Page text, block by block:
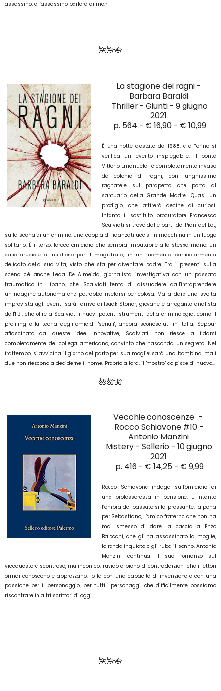
assassino, e l’assassino parlerà di me.»
🌺🌺🌺
La stagione dei ragni -
Barbara Baraldi
Thriller - Giunti - 9 giugno
2021
p. 564 - € 16,90 - € 10,99
È una notte d'estate del 1988, e a Torino si
verifica un evento inspiegabile: il ponte
Vittorio Emanuele I è completamente invaso
da colonie di ragni, con lunghissime
ragnatele sul parapetto che porta al
santuario della Grande Madre. Quasi un
prodigio, che attirerà decine di curiosi.
Intanto il sostituto procuratore Francesco
Scalviati si trova dalle parti del Pian del Lot,
sulla scena di un crimine: una coppia di fidanzati uccisi in macchina in un luogo
solitario. È il terzo, feroce omicidio che sembra imputabile alla stessa mano. Un
caso cruciale e insidioso per il magistrato, in un momento particolarmente
delicato della sua vita, visto che sta per diventare padre. Tra i presenti sulla
scena c'è anche Leda De Almeida, giornalista investigativa con un passato
traumatico in Libano, che Scalviati tenta di dissuadere dall'intraprendere
un'indagine autonoma che potrebbe rivelarsi pericolosa. Ma a dare una svolta
imprevista agli eventi sarà l'arrivo di Isaak Stoner, giovane e arrogante analista
dell'FBI, che offre a Scalviati i nuovi potenti strumenti della criminologia, come il
profiling e la teoria degli omicidi "seriali", ancora sconosciuti in Italia. Seppur
affascinato da queste idee innovative, Scalviati non riesce a fidarsi
completamente del collega americano, convinto che nasconda un segreto. Nel
frattempo, si avvicina il giorno del parto per sua moglie: sarà una bambina, ma i
due non riescono a deciderne il nome. Proprio allora, il "mostro" colpisce di nuovo...
🌺🌺🌺
Vecchie conoscenze -
Rocco Schiavone #10 -
Antonio Manzini
Mistery- Sellerio - 10 giugno
2021
p. 416 - € 14,25 - € 9,99
Rocco Schiavone indaga sull’omicidio di
una professoressa in pensione. E intanto
l’ombra del passato si fa pressante: la pena
per Sebastiano, l’amico fraterno che non ha
mai smesso di dare la caccia a Enzo
Baiocchi, che gli ha assassinato la moglie,
lo rende inquieto e gli ruba il sonno. Antonio
Manzini continua il suo romanzo sul
vicequestore scontroso, malinconico, ruvido e pieno di contraddizioni che i lettori
ormai conoscono e apprezzano; lo fa con una capacità di invenzione e con una
passione per il personaggio, per tutti i personaggi, che difficilmente possiamo
riscontrare in altri scrittori di oggi.
🌺🌺🌺